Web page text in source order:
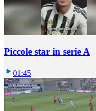
Piccole star in serie A
01:45